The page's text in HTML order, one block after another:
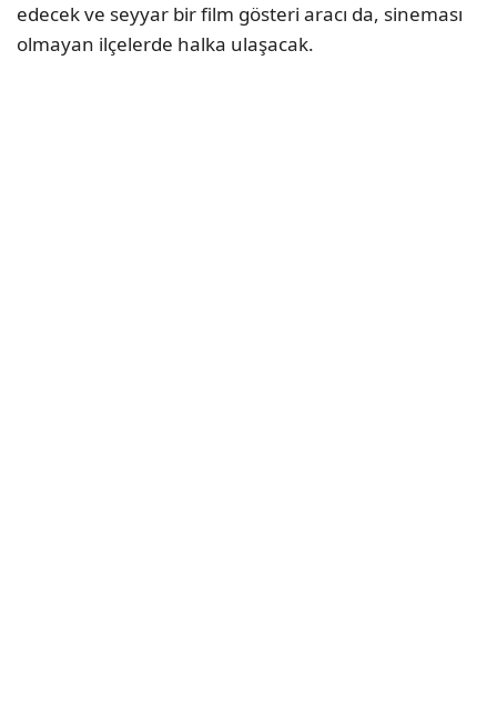
edecek ve seyyar bir film gösteri aracı da, sineması
olmayan ilçelerde halka ulaşacak.